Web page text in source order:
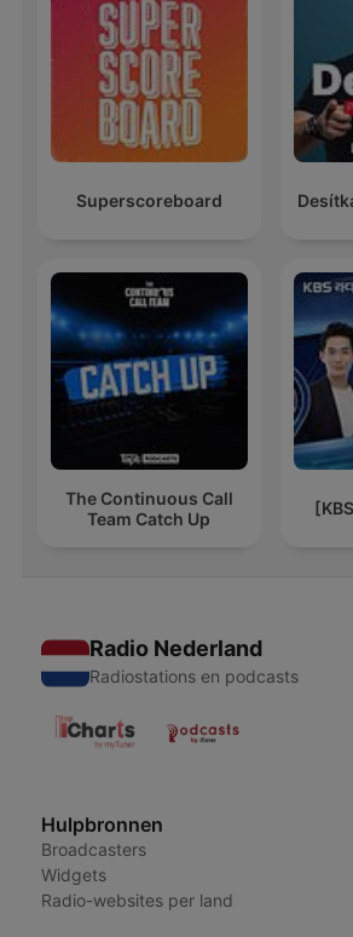
Superscoreboard
The Continuous Call
Team Catch Up
Radio Nederland
Radiostations en podcasts
Hulpbronnen
Broadcasters
Widgets
Radio-websites per land